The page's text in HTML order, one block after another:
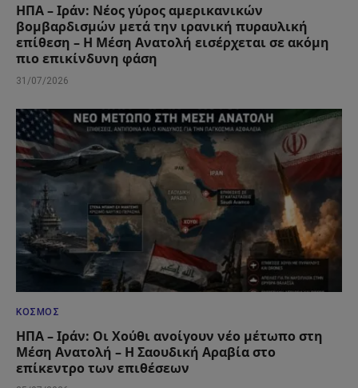
ΗΠΑ – Ιράν: Νέος γύρος αμερικανικών
βομβαρδισμών μετά την ιρανική πυραυλική
επίθεση – Η Μέση Ανατολή εισέρχεται σε ακόμη
πιο επικίνδυνη φάση
31/07/2026
ΚΌΣΜΟΣ
ΗΠΑ – Ιράν: Οι Χούθι ανοίγουν νέο μέτωπο στη
Μέση Ανατολή – Η Σαουδική Αραβία στο
επίκεντρο των επιθέσεων